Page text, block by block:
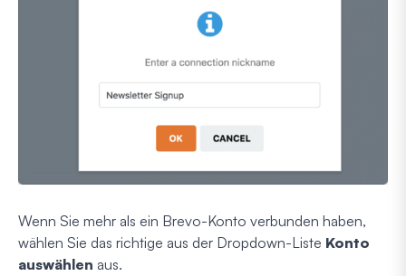
Wenn Sie mehr als ein Brevo-Konto verbunden haben,
wählen Sie das richtige aus der Dropdown-Liste Konto
auswählen aus.